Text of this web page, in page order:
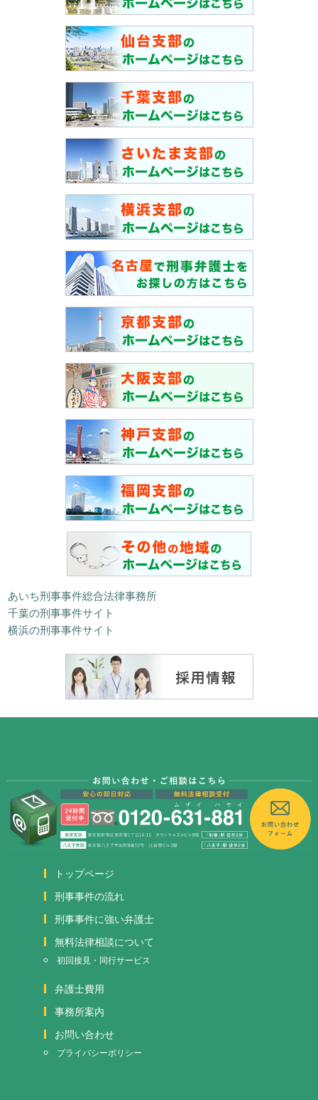
あいち刑事事件総合法律事務所
千葉の刑事事件サイト
横浜の刑事事件サイト
トップページ
刑事事件の流れ
刑事事件に強い弁護士
無料法律相談について
初回接見・同行サービス
弁護士費用
事務所案内
お問い合わせ
プライバシーポリシー